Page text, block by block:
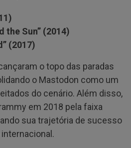
the Sun” (2014)
(2017)
o topo das paradas
o Mastodon como um
do cenário. Além disso,
em 2018 pela faixa
sua trajetória de sucesso